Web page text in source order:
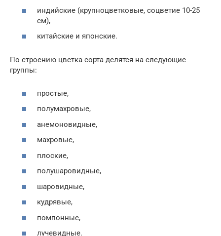
индийские (крупноцветковые, соцветие 10-25
см),
китайские и японские.
По строению цветка сорта делятся на следующие
группы:
простые,
полумахровые,
анемоновидные,
махровые,
плоские,
полушаровидные,
шаровидные,
кудрявые,
помпонные,
лучевидные.